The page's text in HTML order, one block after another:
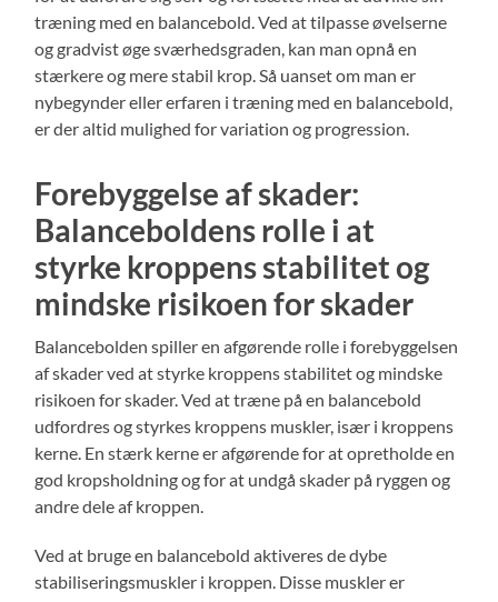
træning med en balancebold. Ved at tilpasse øvelserne
og gradvist øge sværhedsgraden, kan man opnå en
stærkere og mere stabil krop. Så uanset om man er
nybegynder eller erfaren i træning med en balancebold,
er der altid mulighed for variation og progression.
Forebyggelse af skader:
Balanceboldens rolle i at
styrke kroppens stabilitet og
mindske risikoen for skader
Balancebolden spiller en afgørende rolle i forebyggelsen
af skader ved at styrke kroppens stabilitet og mindske
risikoen for skader. Ved at træne på en balancebold
udfordres og styrkes kroppens muskler, især i kroppens
kerne. En stærk kerne er afgørende for at opretholde en
god kropsholdning og for at undgå skader på ryggen og
andre dele af kroppen.
Ved at bruge en balancebold aktiveres de dybe
stabiliseringsmuskler i kroppen. Disse muskler er